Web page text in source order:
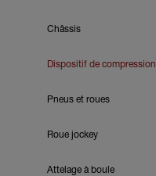
Châssis
Dispositif de compression
Pneus et roues
Roue jockey
Attelage à boule